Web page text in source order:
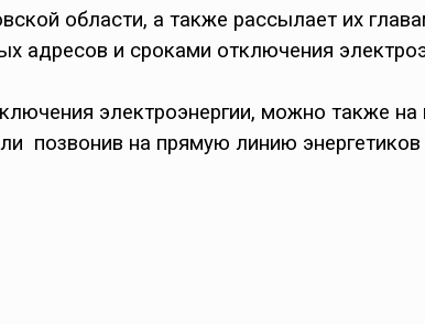
области, а также рассылает их
адресов и сроками отключения
электроэнергии, можно также
позвонив на прямую линию